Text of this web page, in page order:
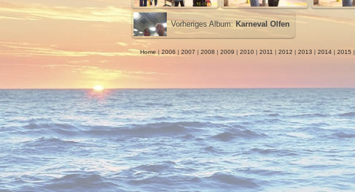
Vorheriges Album: Karneval Olfen
Home | 2006 | 2007 | 2008 | 2009 | 2010| 2011 | 2012 | 2013 | 2014| 2015|